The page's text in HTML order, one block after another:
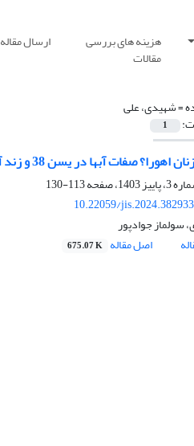
هزینه های بررسی
مقالات
ارسال مقاله
=شهیدی، علی
1
اهورا؟ صفات آبها در یسن 38 و زند آن
113-130
10.22059/
سولماز جوادپور
اصل مقاله 675.07 K